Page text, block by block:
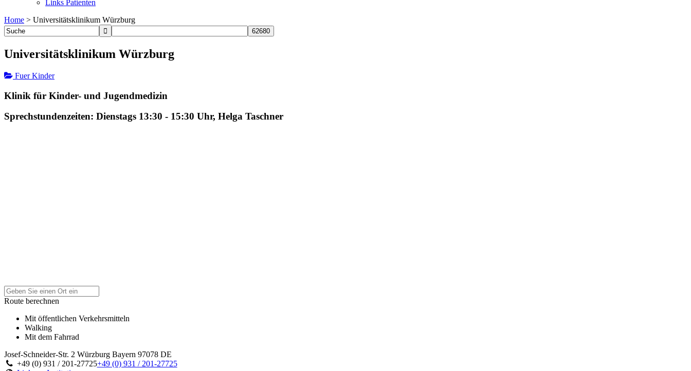
Links Patienten
Home > Universitätsklinikum Würzburg
Universitätsklinikum Würzburg
Fuer Kinder
Klinik für Kinder- und Jugendmedizin
Sprechstundenzeiten: Dienstags 13:30 - 15:30 Uhr, Helga Taschner
Route berechnen
Mit öffentlichen Verkehrsmitteln
Walking
Mit dem Fahrrad
Josef-Schneider-Str. 2 Würzburg Bayern 97078 DE
+49 (0) 931 / 201-27725+49 (0) 931 / 201-27725